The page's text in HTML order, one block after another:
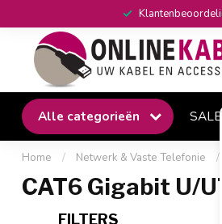
Alle categorieën SALE
Home / Netwerk & Vaste Telefonie /
CAT6 Gigabit U/
FILTERS